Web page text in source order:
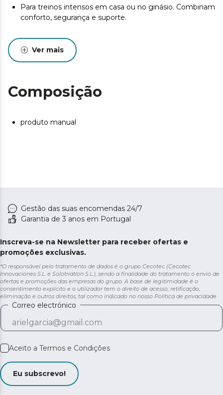
Para treinos intensos em casa ou no ginásio. Combinam
conforto, segurança e suporte.
Ver mais
Composição
produto manual
Gestão das suas encomendas 24/7
Garantia de 3 anos em Portugal
Inscreva-se na Newsletter para receber ofertas e
promoções exclusivas.
*O responsável pelo tratamento de dados é o grupo Cecotec (Cecotec
Innovaciones S.L. e Solotriatlon S.L.), sendo a finalidade do tratamento o envio de
ofertas e promoções das empresas do grupo. A base de legitimidade é o
consentimento explícito e o utilizador tem o direito de acesso, retificação,
eliminação e outros direitos, tal como indicado no nosso Política de privacidade
Correo electrónico
Aceito a Termos e Condições
Eu subscrevo!